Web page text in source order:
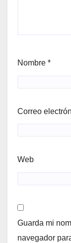
Nombre *
Correo
Web
Guarda mi
navegador